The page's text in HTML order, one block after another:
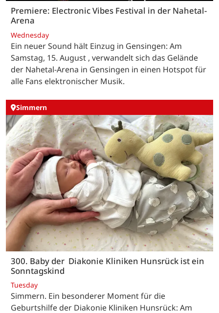
Premiere: Electronic Vibes Festival in der Nahetal-
Arena
Wednesday
Ein neuer Sound hält Einzug in Gensingen: Am
Samstag, 15. August , verwandelt sich das Gelände
der Nahetal-Arena in Gensingen in einen Hotspot für
alle Fans elektronischer Musik.
Simmern
300. Baby der Diakonie Kliniken Hunsrück ist ein
Sonntagskind
Tuesday
Simmern. Ein besonderer Moment für die
Geburtshilfe der Diakonie Kliniken Hunsrück: Am